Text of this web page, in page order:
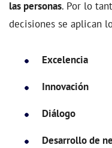
las personas. Por lo
decisiones se aplican
Excelencia
Innovación
Diálogo
Desarrollo de